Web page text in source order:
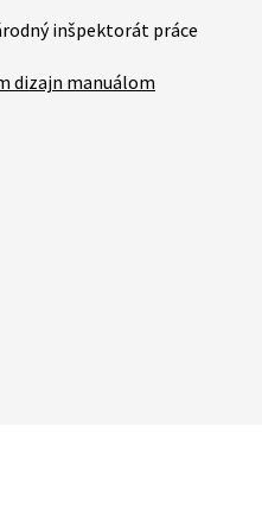
inšpektorát práce
dizajn manuálom